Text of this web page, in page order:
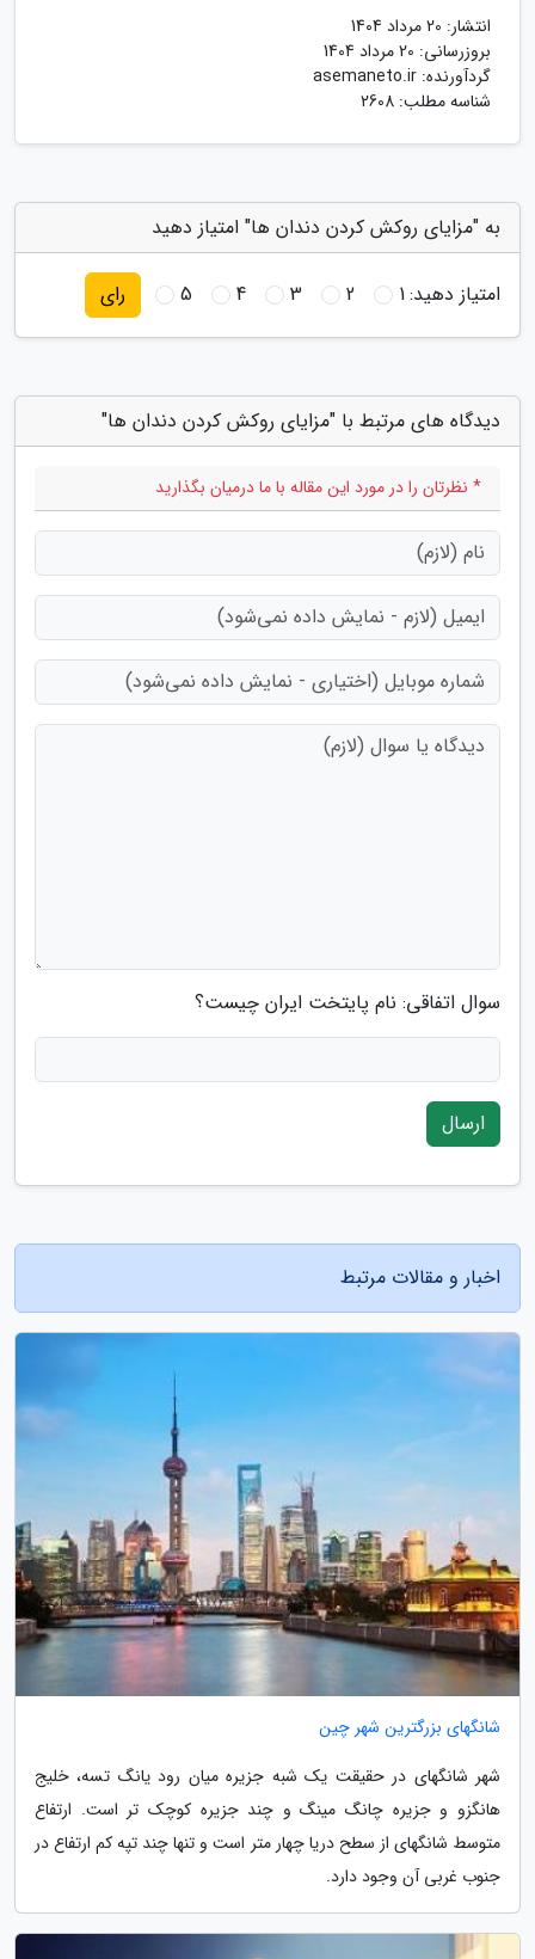
انتشار: 20 مرداد 1404
بروزرسانی: 20 مرداد 1404
گردآورنده: asemaneto.ir
شناسه مطلب: 2608
به "مزایای روکش کردن دندان ها" امتیاز دهید
امتیاز دهید:1
2
3
4
5 رای
دیدگاه های مرتبط با "مزایای روکش کردن دندان ها"
* نظرتان را در مورد این مقاله با ما درمیان بگذارید
سوال اتفاقی: نام پایتخت ایران چیست؟
ارسال
اخبار و مقالات مرتبط
شانگهای بزرگترین شهر چین
شهر شانگهای در حقیقت یک شبه جزیره میان رود یانگ تسه، خلیج
هانگزو و جزیره چانگ مینگ و چند جزیره کوچک تر است. ارتفاع
متوسط شانگهای از سطح دریا چهار متر است و تنها چند تپه کم ارتفاع در
جنوب غربی آن وجود دارد.